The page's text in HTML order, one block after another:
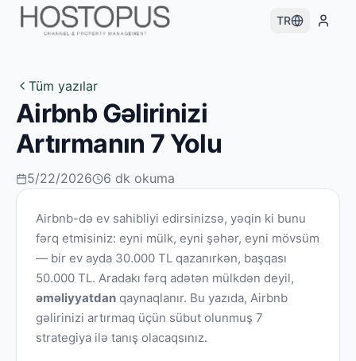
TR
Tüm yazılar
Airbnb Gəlirinizi
Artırmanın 7 Yolu
5/22/2026 6 dk okuma
Airbnb-də ev sahibliyi edirsinizsə, yəqin ki bunu
fərq etmisiniz: eyni mülk, eyni şəhər, eyni mövsüm
— bir ev ayda 30.000 TL qazanırkən, başqası
50.000 TL. Aradakı fərq adətən mülkdən deyil,
əməliyyatdan qaynaqlanır. Bu yazıda, Airbnb
gəlirinizi artırmaq üçün sübut olunmuş 7
strategiya ilə tanış olacaqsınız.